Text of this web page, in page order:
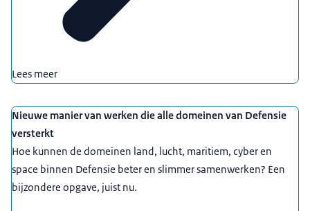
Lees meer
Nieuwe manier van werken die alle domeinen van Defensie
versterkt
Hoe kunnen de domeinen land, lucht, maritiem, cyber en
space binnen Defensie beter en slimmer samenwerken? Een
bijzondere opgave, juist nu.